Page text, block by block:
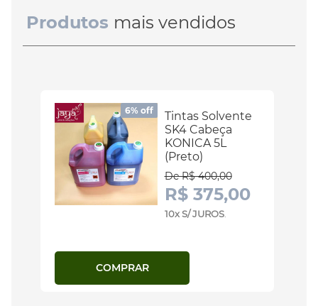
Produtos mais vendidos
6% off
Tintas Solvente
SK4 Cabeça
KONICA 5L
(Preto)
De R$ 400,00
R$ 375,00
10x S/ JUROS.
COMPRAR